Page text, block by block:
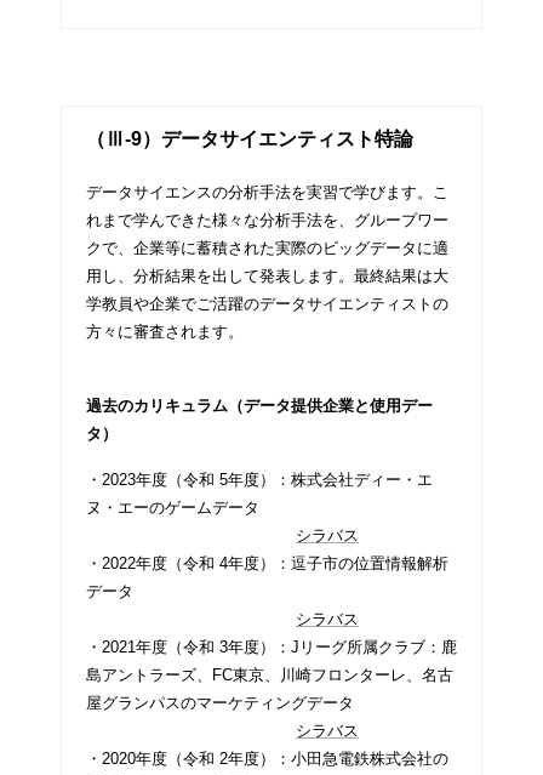
（Ⅲ-9）データサイエンティスト特論
データサイエンスの分析手法を実習で学びます。こ
れまで学んできた様々な分析手法を、グループワー
クで、企業等に蓄積された実際のビッグデータに適
用し、分析結果を出して発表します。最終結果は大
学教員や企業でご活躍のデータサイエンティストの
方々に審査されます。
過去のカリキュラム（データ提供企業と使用デー
タ）
・2023年度（令和 5年度）：株式会社ディー・エ
ヌ・エーのゲームデータ
シラバス
・2022年度（令和 4年度）：逗子市の位置情報解析
データ
シラバス
・2021年度（令和 3年度）：Jリーグ所属クラブ：鹿
島アントラーズ、FC東京、川崎フロンターレ、名古
屋グランパスのマーケティングデータ
シラバス
・2020年度（令和 2年度）：小田急電鉄株式会社の